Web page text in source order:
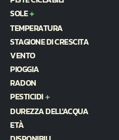
SOLE
TEMPERATURA
STAGIONE DI CRESCITA
VENTO
PIOGGIA
RADON
PESTICIDI
DUREZZA DELL'ACQUA
ETÀ